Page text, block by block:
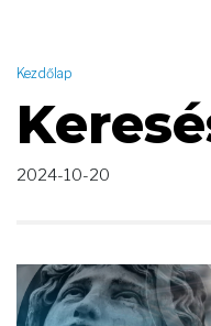
Kezdőlap
2024-10-20